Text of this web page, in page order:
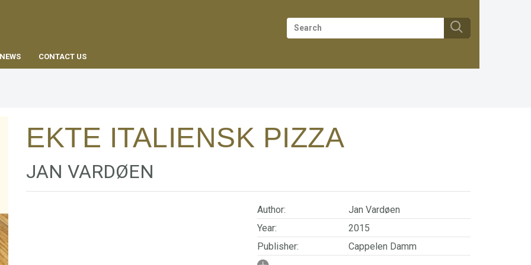
NEWS CONTACT US
EKTE ITALIENSK PIZZA
JAN VARDØEN
Author:
Jan Vardøen
Year:
2015
Publisher:
Cappelen Damm